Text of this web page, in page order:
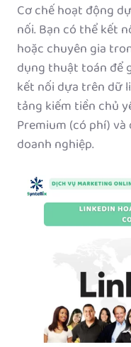
Cơ chế hoạt động
nối. Bạn có thể kết
hoặc chuyên gia
dụng thuật toán để
kết nối dựa trên dữ
tảng kiếm tiền chủ
Premium (có phí)
doanh nghiệp.